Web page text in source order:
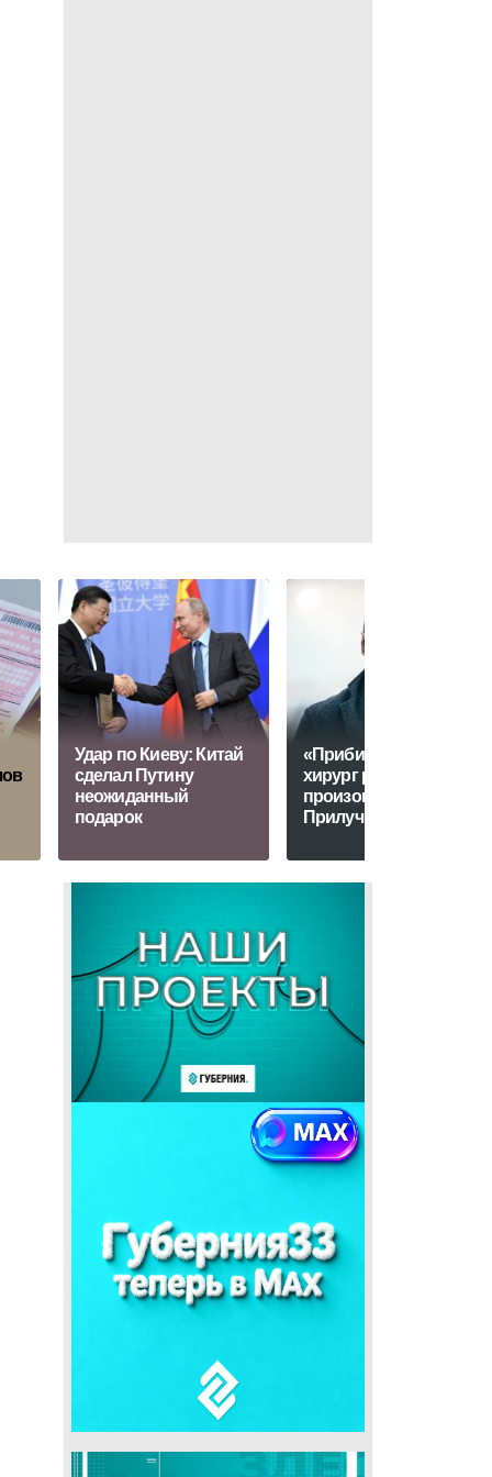
Удар по Киеву: Китай
сделал Путину
неожиданный
подарок
«Прибили к голове»:
хирург раскрыла, что
произошло с
Прилучным